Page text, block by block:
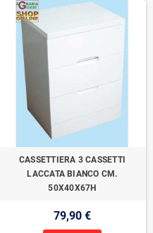
CASSETTIERA 3 CASSETTI
LACCATA BIANCO CM.
50X40X67H
79,90 €